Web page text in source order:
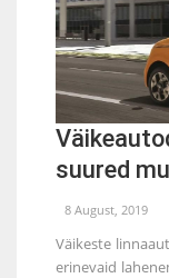
suured
8 August, 2019
Väikeste
erinevaid